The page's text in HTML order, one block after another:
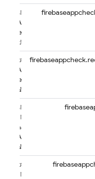
استرداد
لتطبيق
تعديل
لأحد
استرداد
الإصدار
من
لأحد
تعديل
الإصدار